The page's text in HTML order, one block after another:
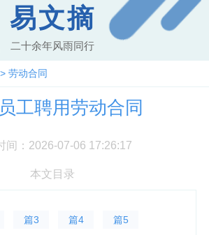
易文摘
二十余年风雨同行
> 劳动合同
工聘用劳动合同
间：2026-07-06 17:26:17
本文目录
篇3 篇4 篇5